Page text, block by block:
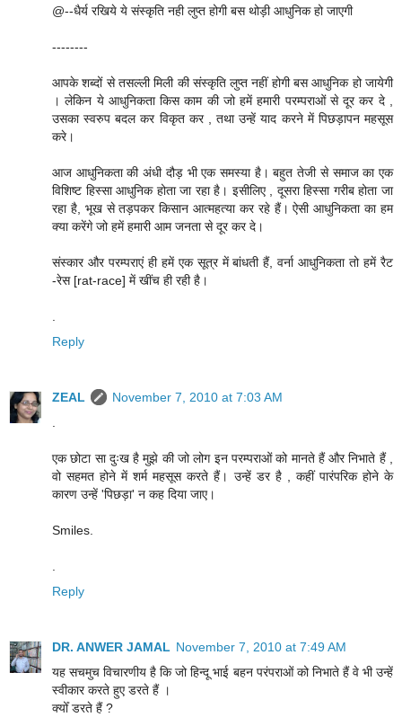
@--धैर्य रखिये ये संस्कृति नही लुप्त होगी बस थोड़ी आधुनिक हो जाएगी
--------
आपके शब्दों से तसल्ली मिली की संस्कृति लुप्त नहीं होगी बस आधुनिक हो जायेगी
। लेकिन ये आधुनिकता किस काम की जो हमें हमारी परम्पराओं से दूर कर दे ,
उसका स्वरुप बदल कर विकृत कर , तथा उन्हें याद करने में पिछड़ापन महसूस
करे।
आज आधुनिकता की अंधी दौड़ भी एक समस्या है। बहुत तेजी से समाज का एक
विशिष्ट हिस्सा आधुनिक होता जा रहा है। इसीलिए , दूसरा हिस्सा गरीब होता जा
रहा है, भूख से तड़पकर किसान आत्महत्या कर रहे हैं। ऐसी आधुनिकता का हम
क्या करेंगे जो हमें हमारी आम जनता से दूर कर दे।
संस्कार और परम्पराएं ही हमें एक सूत्र में बांधती हैं, वर्ना आधुनिकता तो हमें रैट
-रेस [rat-race] में खींच ही रही है।
.
Reply
ZEAL
November 7, 2010 at 7:03 AM
.
एक छोटा सा दुःख है मुझे की जो लोग इन परम्पराओं को मानते हैं और निभाते हैं ,
वो सहमत होने में शर्म महसूस करते हैं। उन्हें डर है , कहीं पारंपरिक होने के
कारण उन्हें 'पिछड़ा' न कह दिया जाए।
Smiles.
.
Reply
DR. ANWER JAMAL November 7, 2010 at 7:49 AM
यह सचमुच विचारणीय है कि जो हिन्दू भाई बहन परंपराओं को निभाते हैं वे भी उन्हें
स्वीकार करते हुए डरते हैं ।
क्योँ डरते हैं ?